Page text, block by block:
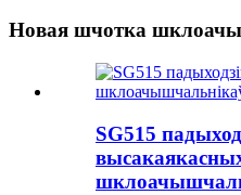
Новая шчотка
SG515